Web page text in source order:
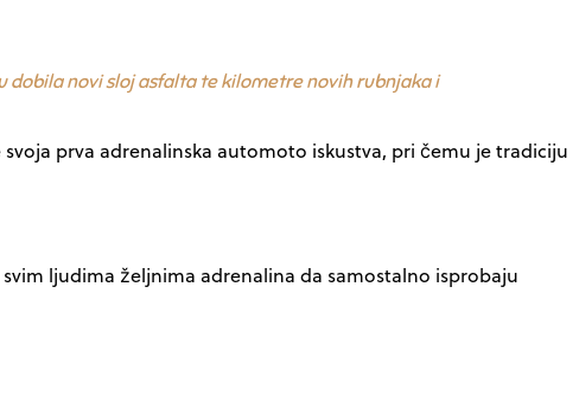
dobila novi sloj asfalta te kilometre novih rubnjaka i
prva adrenalinska automoto iskustva, pri čemu je tradiciju
ljudima željnima adrenalina da samostalno isprobaju